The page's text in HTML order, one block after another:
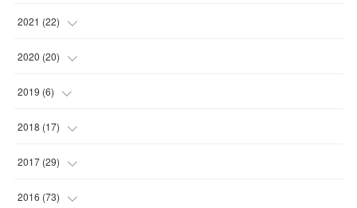
(2
(3
(2
(1
(
(1
2021 (22)
(1
( )
(2
(4
2020 (20)
( )
(2
(2
(4
2019 (6)
(1
(1
(2
2018 (17)
(4
(2
2017 (29)
(1
2016 (73)